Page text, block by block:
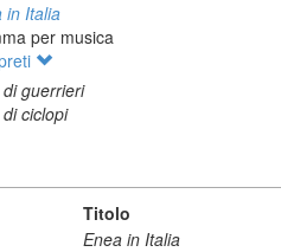
in Italia
per musica
guerrieri
ciclopi
Titolo
Enea in Italia